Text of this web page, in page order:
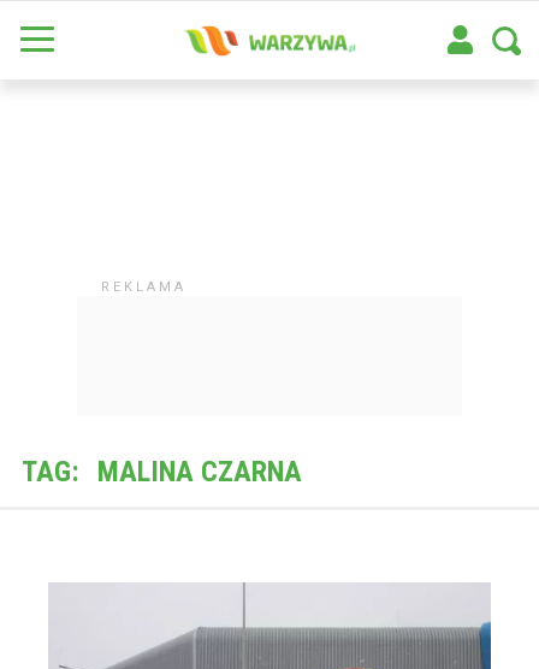
TAG: MALINA CZARNA